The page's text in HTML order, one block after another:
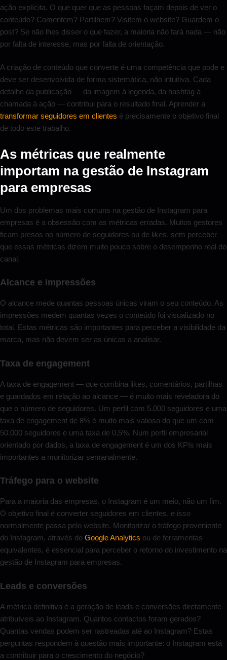
ação explícita. O que quer que as pessoas façam depois de ver o
conteúdo? Comentem? Partilhem? Visitem o website? Guardem o
post? Se não lhes disser o que fazer, a maioria não fará nada — não
por falta de interesse, mas por falta de orientação.
A criação de conteúdo que converte é uma competência que pode e
deve ser desenvolvida de forma sistemática, não intuitiva. Cada
detalhe da publicação — da imagem à legenda, da hashtag à
chamada à ação — contribui para o resultado final. Aprender a
transformar seguidores em clientes é precisamente o objetivo final
de todo este trabalho.
As métricas que realmente
importam na gestão de Instagram
para empresas
Um dos problemas mais comuns na gestão de Instagram para
empresas é a obsessão com as métricas erradas. Muitos gestores
ficam presos no número de seguidores ou de likes, sem perceber
que essas métricas dizem muito pouco sobre o desempenho real do
canal.
Alcance e impressões
O alcance mede quantas pessoas únicas viram o seu conteúdo. As
impressões medem quantas vezes o conteúdo foi visualizado no
total. Estas métricas são importantes para perceber a visibilidade da
marca, mas não devem ser as únicas a analisar.
Taxa de engagement
A taxa de engagement — que combina likes, comentários, partilhas
e guardados em relação ao alcance — é muito mais reveladora do
que o número de seguidores. Um perfil com 5.000 seguidores e uma
taxa de engagement de 8% é muito mais valioso do que um com
50.000 seguidores e uma taxa de 0,5%. Num perfil empresarial
orientado por dados, a taxa de engagement é um dos KPIs mais
importantes a monitorizar semanalmente.
Tráfego para o website
Para a maioria das empresas, o Instagram é um meio, não um fim.
O objetivo final é converter seguidores em clientes, e isso
normalmente passa pelo website. Monitorizar o tráfego proveniente
do Instagram, através do Google Analytics ou de ferramentas
equivalentes, é essencial para perceber o retorno do investimento na
gestão de Instagram para empresas.
Leads e conversões
A métrica definitiva é a geração de leads e conversões diretamente
atribuíveis ao Instagram. Quantos contactos foram gerados?
Quantas vendas podem ser rastreadas até ao Instagram? Estas
perguntas respondem à questão mais importante: o Instagram está
a contribuir para o crescimento do negócio?